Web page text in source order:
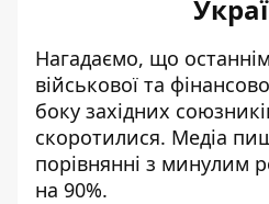
Нагадаємо, що
військової та
боку західних
скоротилися. Медіа
порівнянні з минулим
на 90%.